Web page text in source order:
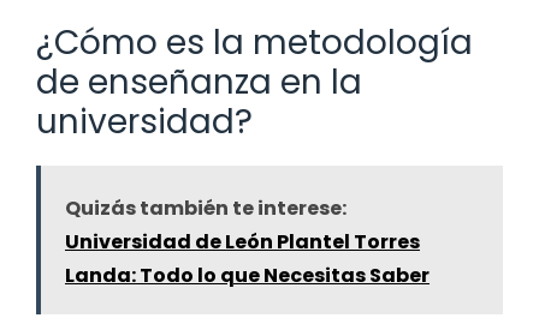
¿Cómo es la metodología
de enseñanza en la
universidad?
Quizás también te interese:
Universidad de León Plantel Torres
Landa: Todo lo que Necesitas Saber